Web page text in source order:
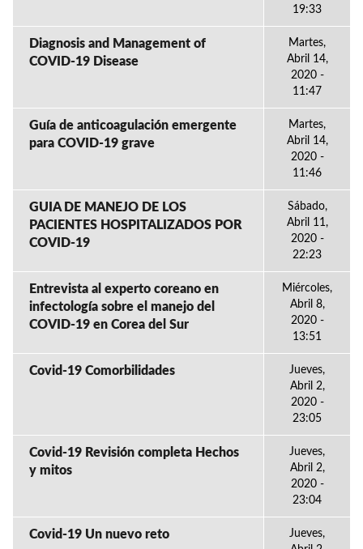
19:33
Diagnosis and Management of
COVID-19 Disease
Martes,
Abril 14,
2020 -
11:47
Guía de anticoagulación emergente
para COVID-19 grave
Martes,
Abril 14,
2020 -
11:46
GUIA DE MANEJO DE LOS
PACIENTES HOSPITALIZADOS POR
COVID-19
Sábado,
Abril 11,
2020 -
22:23
Entrevista al experto coreano en
infectología sobre el manejo del
COVID-19 en Corea del Sur
Miércoles,
Abril 8,
2020 -
13:51
Covid-19 Comorbilidades
Jueves,
Abril 2,
2020 -
23:05
Covid-19 Revisión completa Hechos
y mitos
Jueves,
Abril 2,
2020 -
23:04
Covid-19 Un nuevo reto
Jueves,